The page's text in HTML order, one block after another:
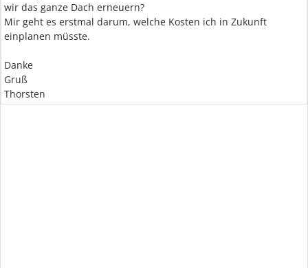
wir das ganze Dach erneuern?
Mir geht es erstmal darum, welche Kosten ich in Zukunft
einplanen müsste.
Danke
Gruß
Thorsten